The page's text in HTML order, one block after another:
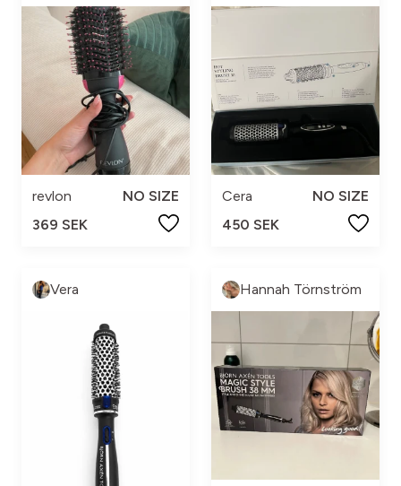
revlon
NO SIZE
369 SEK
Cera
NO SIZE
450 SEK
Vera Hannah Törnström